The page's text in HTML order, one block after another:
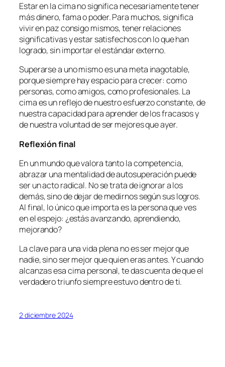
Estar en la cima no significa necesariamente tener
más dinero, fama o poder. Para muchos, significa
vivir en paz consigo mismos, tener relaciones
significativas y estar satisfechos con lo que han
logrado, sin importar el estándar externo.
Superarse a uno mismo es una meta inagotable,
porque siempre hay espacio para crecer: como
personas, como amigos, como profesionales. La
cima es un reflejo de nuestro esfuerzo constante, de
nuestra capacidad para aprender de los fracasos y
de nuestra voluntad de ser mejores que ayer.
Reflexión final
En un mundo que valora tanto la competencia,
abrazar una mentalidad de autosuperación puede
ser un acto radical. No se trata de ignorar a los
demás, sino de dejar de medirnos según sus logros.
Al final, lo único que importa es la persona que ves
en el espejo: ¿estás avanzando, aprendiendo,
mejorando?
La clave para una vida plena no es ser mejor que
nadie, sino ser mejor que quien eras antes. Y cuando
alcanzas esa cima personal, te das cuenta de que el
verdadero triunfo siempre estuvo dentro de ti.
2 diciembre 2024